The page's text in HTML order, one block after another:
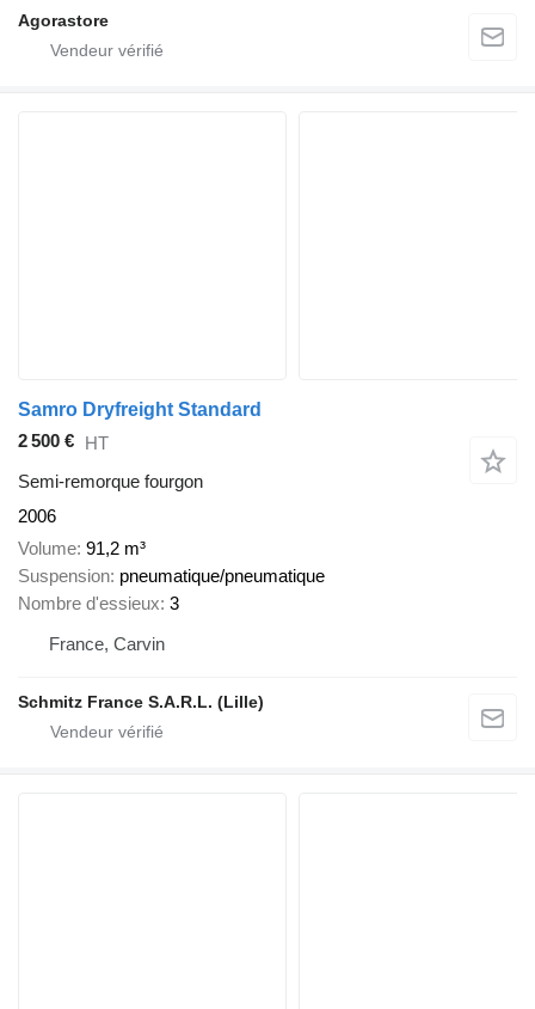
Agorastore
Samro Dryfreight Standard
2 500 € HT
Semi-remorque fourgon
2006
Volume 91,2 m³
Suspension pneumatique/pneumatique
Nombre d'essieux 3
France, Carvin
Schmitz France S.A.R.L. (Lille)